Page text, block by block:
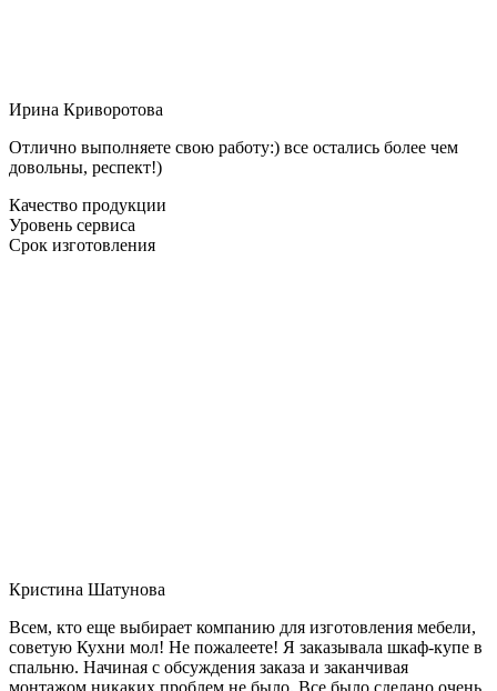
Ирина Криворотова
Отлично выполняете свою работу:) все остались более чем
довольны, респект!)
Качество продукции
Уровень сервиса
Срок изготовления
Кристина Шатунова
Всем, кто еще выбирает компанию для изготовления мебели,
советую Кухни мол! Не пожалеете! Я заказывала шкаф-купе в
спальню. Начиная с обсуждения заказа и заканчивая
монтажом никаких проблем не было. Все было сделано очень